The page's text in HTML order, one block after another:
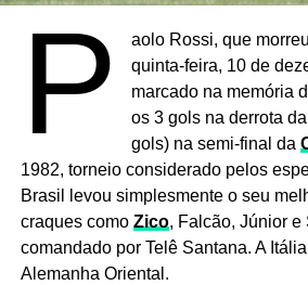
P
aolo Rossi, que
quinta-feira, 10 de
marcado na memória
os 3 gols na derrota
gols) na semi-final da
1982, torneio considerado pelos
Brasil levou simplesmente o seu
craques como Zico, Falcão, Júnior e
comandado por Telê Santana. A
Alemanha Oriental.